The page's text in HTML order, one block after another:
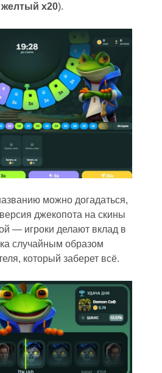
желтый x20).
можно догадаться,
джекопота на скины
— игроки делают вклад в
случайным образом
который заберет всё.